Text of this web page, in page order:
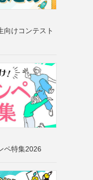
向けコンテスト
ペ特集2026